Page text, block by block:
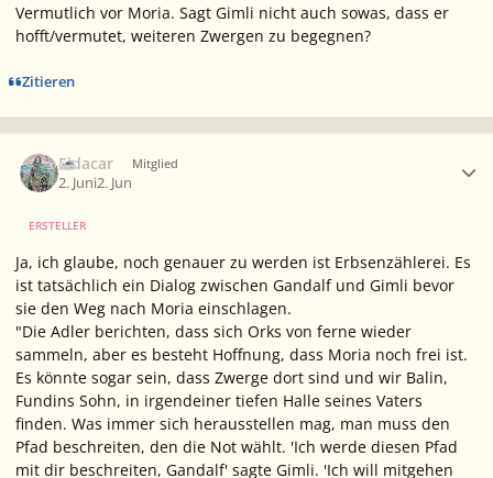
Vermutlich vor Moria. Sagt Gimli nicht auch sowas, dass er
hofft/vermutet, weiteren Zwergen zu begegnen?
Zitieren
Eldacar Mitglied
2. Juni2. Jun
ERSTELLER
Ja, ich glaube, noch genauer zu werden ist Erbsenzählerei. Es
ist tatsächlich ein Dialog zwischen Gandalf und Gimli bevor
sie den Weg nach Moria einschlagen.
"Die Adler berichten, dass sich Orks von ferne wieder
sammeln, aber es besteht Hoffnung, dass Moria noch frei ist.
Es könnte sogar sein, dass Zwerge dort sind und wir Balin,
Fundins Sohn, in irgendeiner tiefen Halle seines Vaters
finden. Was immer sich herausstellen mag, man muss den
Pfad beschreiten, den die Not wählt. 'Ich werde diesen Pfad
mit dir beschreiten, Gandalf' sagte Gimli. 'Ich will mitgehen